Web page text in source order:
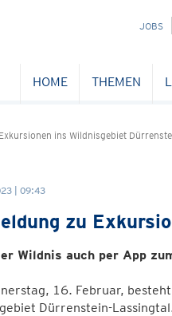
NAVIGATION
JOBS
HOME THEMEN
ins Wildnisgebiet
| 09:43
zu
Wildnis auch per App
16. Februar,
Dürrenstein-